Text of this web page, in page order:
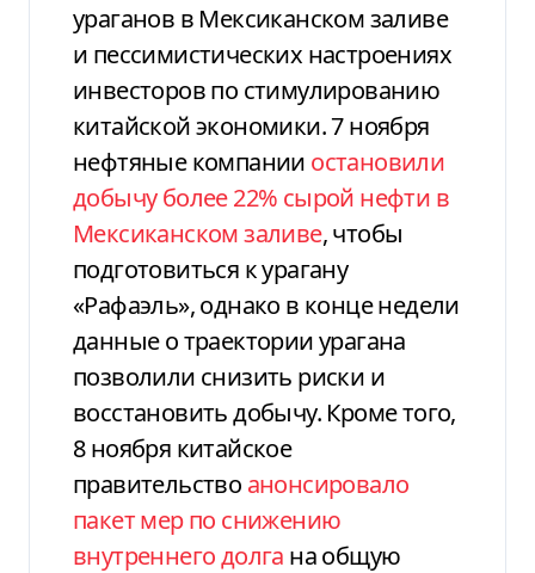
ураганов в Мексиканском заливе
и пессимистических настроениях
инвесторов по стимулированию
китайской экономики. 7 ноября
нефтяные компании остановили
добычу более 22% сырой нефти в
Мексиканском заливе, чтобы
подготовиться к урагану
«Рафаэль», однако в конце недели
данные о траектории урагана
позволили снизить риски и
восстановить добычу. Кроме того,
8 ноября китайское
правительство анонсировало
пакет мер по снижению
внутреннего долга на общую